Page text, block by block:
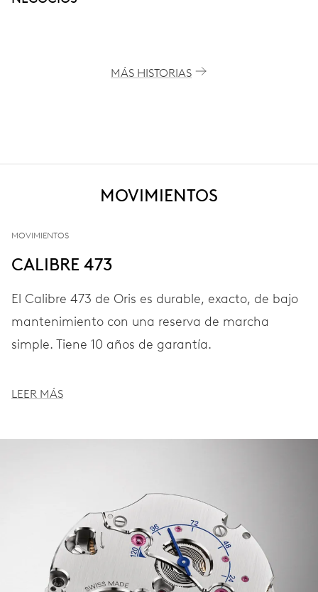
MÁS HISTORIAS
MOVIMIENTOS
MOVIMIENTOS
CALIBRE 473
El Calibre 473 de Oris es durable, exacto, de bajo
mantenimiento con una reserva de marcha
simple. Tiene 10 años de garantía.
LEER MÁS